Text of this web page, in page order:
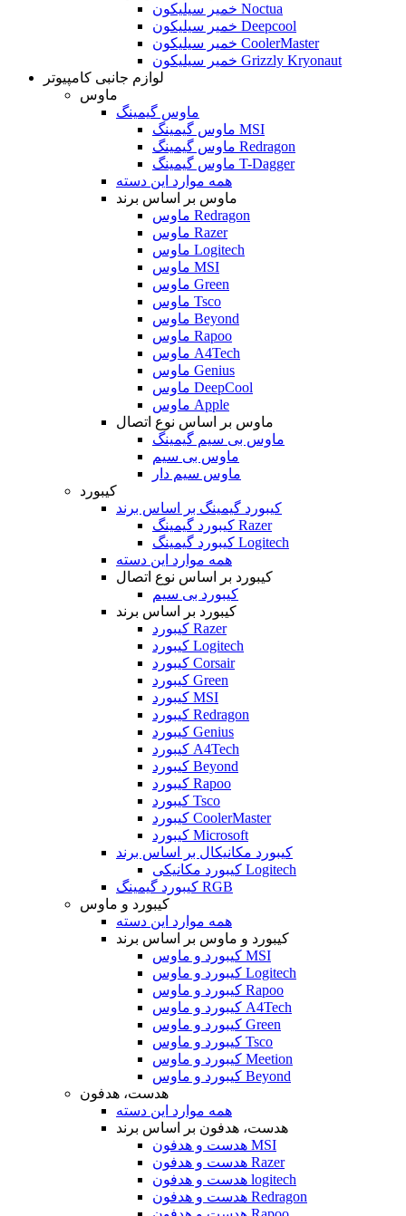
خمیر سیلیکون Noctua
خمیر سیلیکون Deepcool
خمیر سیلیکون CoolerMaster
خمیر سیلیکون Grizzly Kryonaut
لوازم جانبی کامپیوتر
ماوس
ماوس گیمینگ
ماوس گیمینگ MSI
ماوس گیمینگ Redragon
ماوس گیمینگ T-Dagger
همه موارد این دسته
ماوس بر اساس برند
ماوس Redragon
ماوس Razer
ماوس Logitech
ماوس MSI
ماوس Green
ماوس Tsco
ماوس Beyond
ماوس Rapoo
ماوس A4Tech
ماوس Genius
ماوس DeepCool
ماوس Apple
ماوس بر اساس نوع اتصال
ماوس بی سیم گیمینگ
ماوس بی سیم
ماوس سیم دار
کیبورد
کیبورد گیمینگ بر اساس برند
کیبورد گیمینگ Razer
کیبورد گیمینگ Logitech
همه موارد این دسته
کیبورد بر اساس نوع اتصال
کیبورد بی سیم
کیبورد بر اساس برند
کیبورد Razer
کیبورد Logitech
کیبورد Corsair
کیبورد Green
کیبورد MSI
کیبورد Redragon
کیبورد Genius
کیبورد A4Tech
کیبورد Beyond
کیبورد Rapoo
کیبورد Tsco
کیبورد CoolerMaster
کیبورد Microsoft
کیبورد مکانیکال بر اساس برند
کیبورد مکانیکی Logitech
کیبورد گیمینگ RGB
کیبورد و ماوس
همه موارد این دسته
کیبورد و ماوس بر اساس برند
کیبورد و ماوس MSI
کیبورد و ماوس Logitech
کیبورد و ماوس Rapoo
کیبورد و ماوس A4Tech
کیبورد و ماوس Green
کیبورد و ماوس Tsco
کیبورد و ماوس Meetion
کیبورد و ماوس Beyond
هدست، هدفون
همه موارد این دسته
هدست، هدفون بر اساس برند
هدست و هدفون MSI
هدست و هدفون Razer
هدست و هدفون logitech
هدست و هدفون Redragon